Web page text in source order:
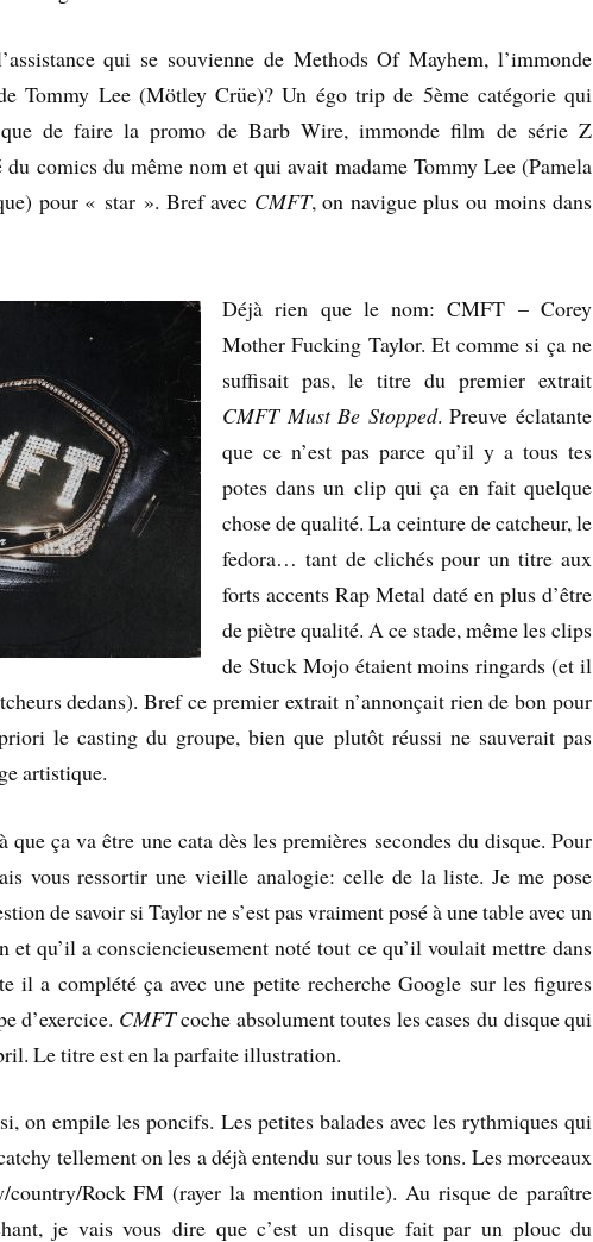
qui se souvienne de Methods Of Mayhem, l’immonde
Tommy Lee (Mötley Crüe)? Un égo trip de 5ème catégorie qui
de faire la promo de Barb Wire, immonde film de série Z
comics du même nom et qui avait madame Tommy Lee (Pamela
pour « star ». Bref avec CMFT, on navigue plus ou moins dans
Déjà rien que le nom: CMFT – Corey
Mother Fucking Taylor. Et comme si ça ne
suffisait pas, le titre du premier extrait
CMFT Must Be Stopped. Preuve éclatante
que ce n’est pas parce qu’il y a tous tes
potes dans un clip qui ça en fait quelque
chose de qualité. La ceinture de catcheur, le
fedora… tant de clichés pour un titre aux
forts accents Rap Metal daté en plus d’être
de piètre qualité. A ce stade, même les clips
de Stuck Mojo étaient moins ringards (et il
dedans). Bref ce premier extrait n’annonçait rien de bon pour
le casting du groupe, bien que plutôt réussi ne sauverait pas
artistique.
ça va être une cata dès les premières secondes du disque. Pour
vous ressortir une vieille analogie: celle de la liste. Je me pose
de savoir si Taylor ne s’est pas vraiment posé à une table avec un
et qu’il a consciencieusement noté tout ce qu’il voulait mettre dans
il a complété ça avec une petite recherche Google sur les figures
d’exercice. CMFTcoche absolument toutes les cases du disque qui
Le titre est en la parfaite illustration.
on empile les poncifs. Les petites balades avec les rythmiques qui
tellement on les a déjà entendu sur tous les tons. Les morceaux
country/Rock FM (rayer la mention inutile). Au risque de paraître
je vais vous dire que c’est un disque fait par un plouc du